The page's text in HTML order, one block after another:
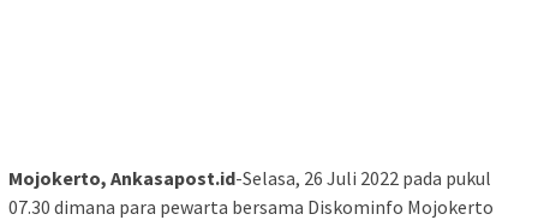
Mojokerto, Ankasapost.id-Selasa, 26 Juli 2022 pada pukul
07.30 dimana para pewarta bersama Diskominfo Mojokerto